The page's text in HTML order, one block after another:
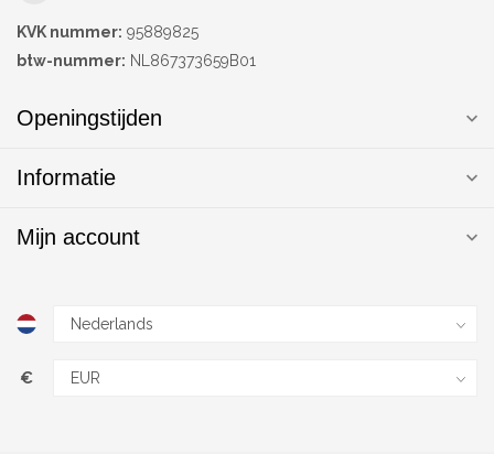
KVK nummer: 95889825
btw-nummer: NL867373659B01
Openingstijden
Informatie
Mijn account
€